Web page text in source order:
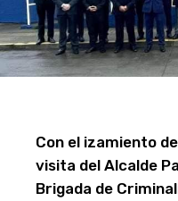
Con el izamiento
visita del Alcalde
Brigada de